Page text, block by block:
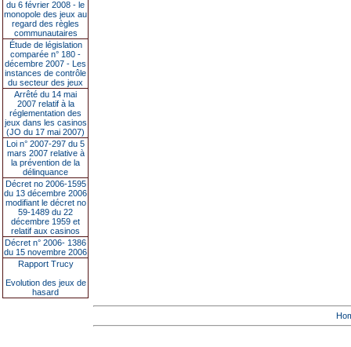
du 6 février 2008 - le
monopole des jeux au
regard des règles
communautaires
Étude de législation
comparée n° 180 -
décembre 2007 - Les
instances de contrôle
du secteur des jeux
Arrêté du 14 mai
2007 relatif à la
réglementation des
jeux dans les casinos
(JO du 17 mai 2007)
Loi n° 2007-297 du 5
mars 2007 relative à
la prévention de la
délinquance
Décret no 2006-1595
du 13 décembre 2006
modifiant le décret no
59-1489 du 22
décembre 1959 et
relatif aux casinos
Décret n° 2006- 1386
du 15 novembre 2006
Rapport Trucy
Evolution des jeux de
hasard